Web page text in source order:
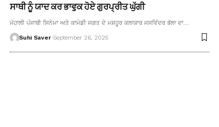
ਸਾਥੀ ਨੂੰ ਯਾਦ ਕਰ ਭਾਵੁਕ ਹੋਏ ਗੁਰਪ੍ਰੀਤ ਘੁੱਗੀ
ਮੋਹਾਲੀ ਪੰਜਾਬੀ ਸਿਨੇਮਾ ਅਤੇ ਕਾਮੇਡੀ ਜਗਤ ਦੇ ਮਸ਼ਹੂਰ ਕਲਾਕਾਰ ਜਸਵਿੰਦਰ ਭੱਲਾ ਦਾ…
Suhi Saver September 26, 2025